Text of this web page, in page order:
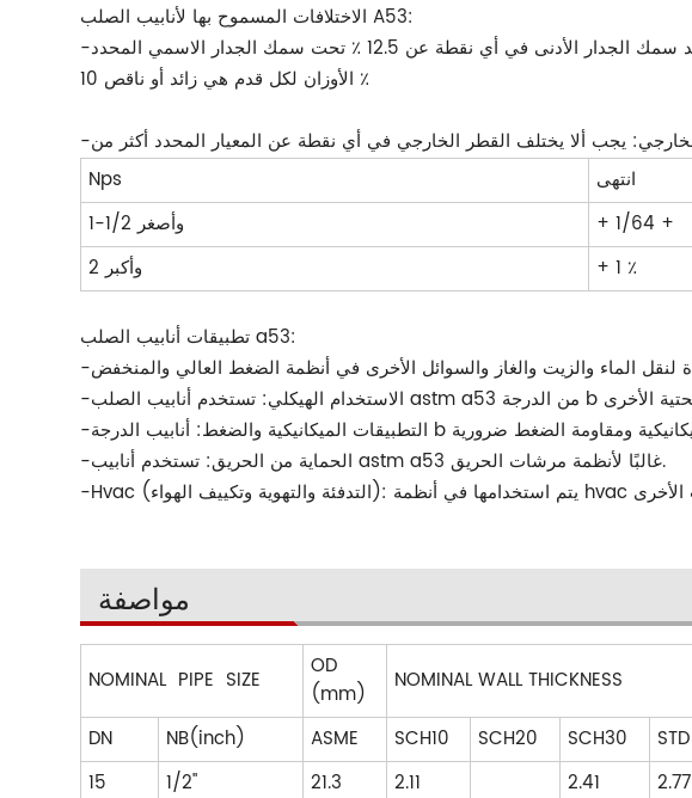
الاختلافات المسموح بها لأنابيب الصلب A53:
الأوزان لكل قدم هي زائد أو ناقص 10 ٪
Nps
انتهى
1-1/2 وأصغر
+ 1/64 +
2 وأكبر
+ 1 ٪
تطبيقات أنابيب الصلب a53:
-الحماية من الحريق: تستخدم أنابيب astm a53 غالبًا لأنظمة مرشات الحريق.
مواصفة
NOMINAL PIPE SIZE
OD
(mm)
NOMINAL WALL THICKNESS
DN
NB(inch) ASME SCH10 SCH20 SCH30 STD
15
1/2" 21.3 2.11 2.41 2.77